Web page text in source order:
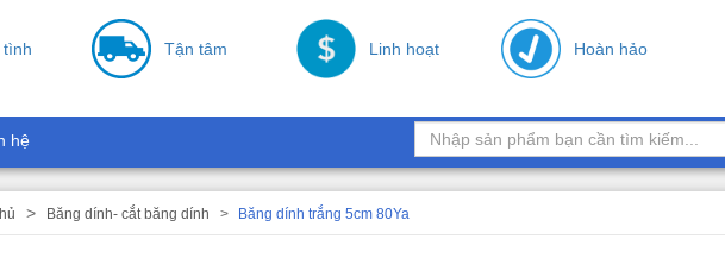
tình Tận tâm Linh hoạt Hoàn hảo
hệ
Băng dính- cắt băng dính Băng dính trắng 5cm 80Ya